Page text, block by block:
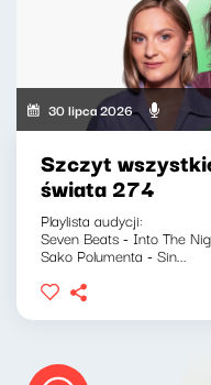
30 lipca 2026
Szczyt
świata 274
Playlista audycji:
Seven Beats - Into The
Sako Polumenta - Sin...